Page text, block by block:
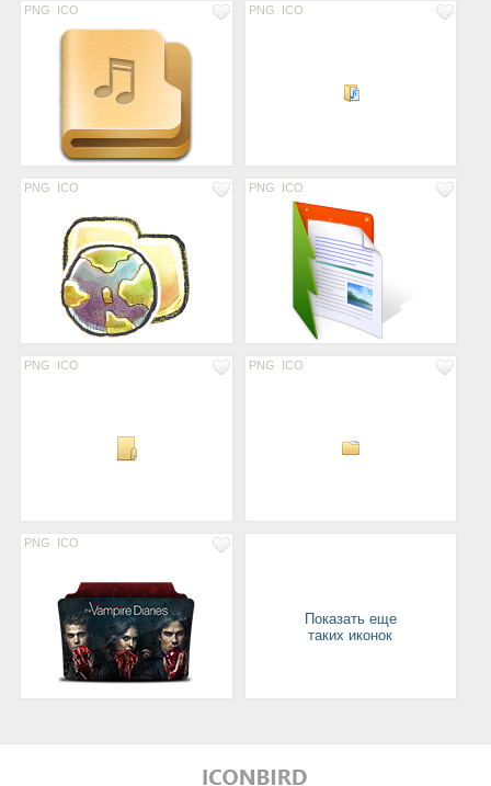
PNG ICO PNG ICO
PNG ICO PNG ICO
PNG ICO PNG ICO
PNG ICO
Показать еще
таких иконок